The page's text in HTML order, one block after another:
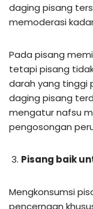
daging pisang
memoderasi
Pada pisang
tetapi pisang
darah yang tinggi
daging pisang
mengatur nafsu
pengosongan
Pisang baik
Mengkonsumsi
pencernaan